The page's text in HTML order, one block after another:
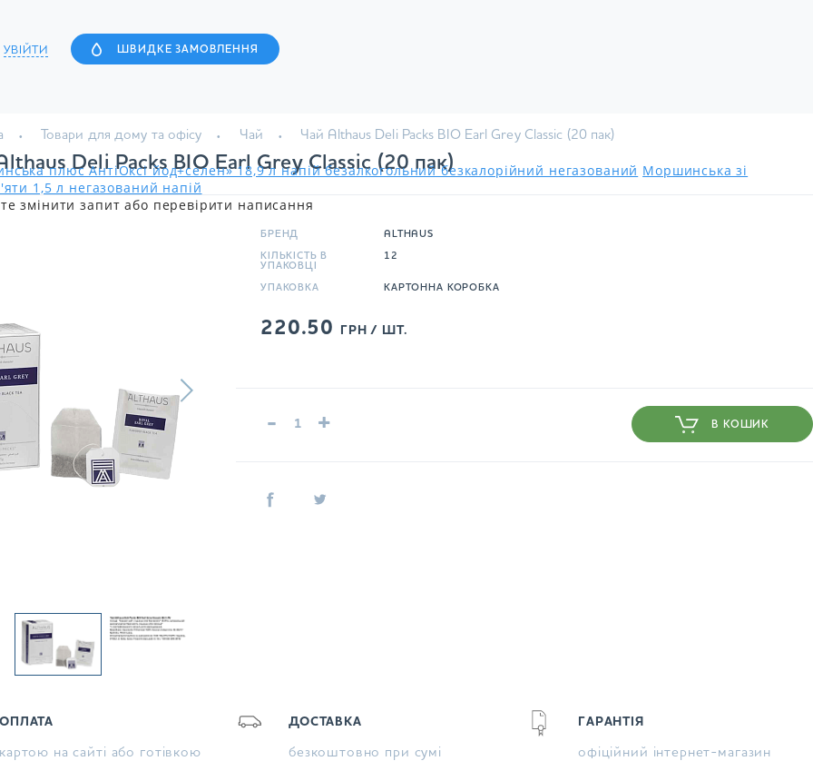
УВІЙТИ ШВИДКЕ ЗАМОВЛЕННЯ
плюс АнтіОксі йод+селен» 18,9 л напій безалкогольний безкалорійний негазований Моршинська зі
1,5 л негазований напій
змінити запит або перевірити написання
Товари для дому та офісу Чай Чай Althaus Deli Packs BIO Earl Grey Classic (20 пак)
Deli Packs BIO Earl Grey Classic (20 пак)
БРЕНД ALTHAUS
КІЛЬКІСТЬ В
УПАКОВЦІ
12
УПАКОВКА КАРТОННА КОРОБКА
220.50 ГРН / ШТ.
- + В КОШИК
ОПЛАТА
картою на сайті або готівкою
ДОСТАВКА
безкоштовно при сумі
ГАРАНТІЯ
офіційний інтернет-магазин